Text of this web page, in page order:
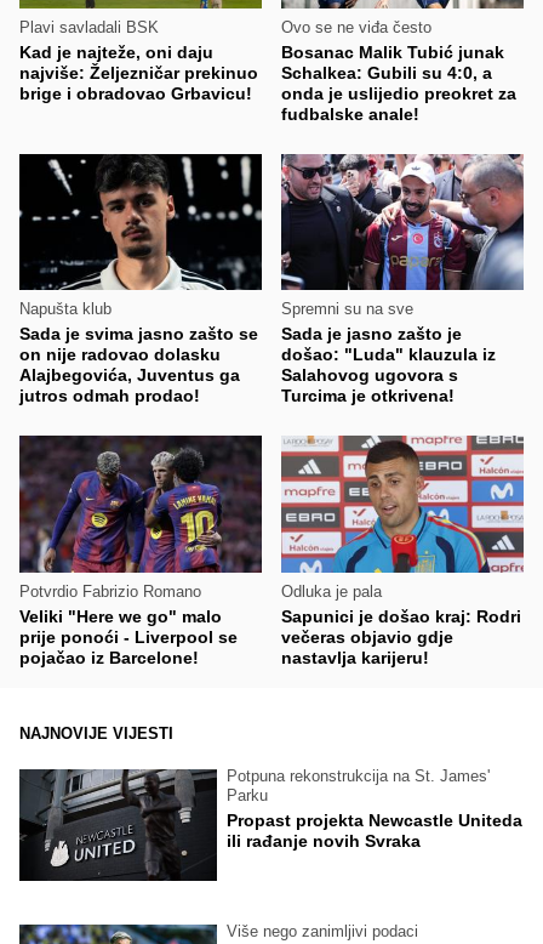
Plavi savladali BSK
Kad je najteže, oni daju
najviše: Željezničar prekinuo
brige i obradovao Grbavicu!
Ovo se ne viđa često
Bosanac Malik Tubić junak
Schalkea: Gubili su 4:0, a
onda je uslijedio preokret za
fudbalske anale!
Napušta klub
Sada je svima jasno zašto se
on nije radovao dolasku
Alajbegovića, Juventus ga
jutros odmah prodao!
Spremni su na sve
Sada je jasno zašto je
došao: "Luda" klauzula iz
Salahovog ugovora s
Turcima je otkrivena!
Potvrdio Fabrizio Romano
Veliki "Here we go" malo
prije ponoći - Liverpool se
pojačao iz Barcelone!
Odluka je pala
Sapunici je došao kraj: Rodri
večeras objavio gdje
nastavlja karijeru!
NAJNOVIJE VIJESTI
Potpuna rekonstrukcija na St. James'
Parku
Propast projekta Newcastle Uniteda
ili rađanje novih Svraka
Više nego zanimljivi podaci